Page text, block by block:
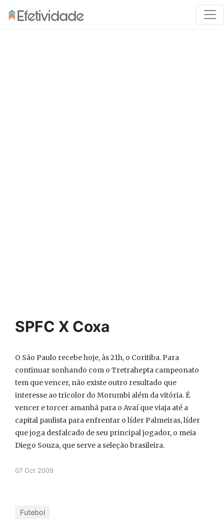
SPFC X Coxa
O São Paulo recebe hoje, às 21h, o Coritiba. Para
continuar sonhando com o Tretrahepta campeonato
tem que vencer, não existe outro resultado que
interesse ao tricolor do Morumbi além da vitória. É
vencer e torcer amanhã para o Avaí que viaja até a
capital paulista para enfrentar o líder Palmeiras, líder
que joga desfalcado de seu principal jogador, o meia
Diego Souza, que serve a seleção brasileira.
07 Oct 2009
Futebol